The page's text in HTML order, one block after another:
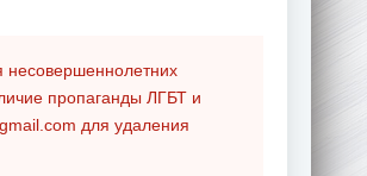
несовершеннолетних
пропаганды ЛГБТ и
для удаления